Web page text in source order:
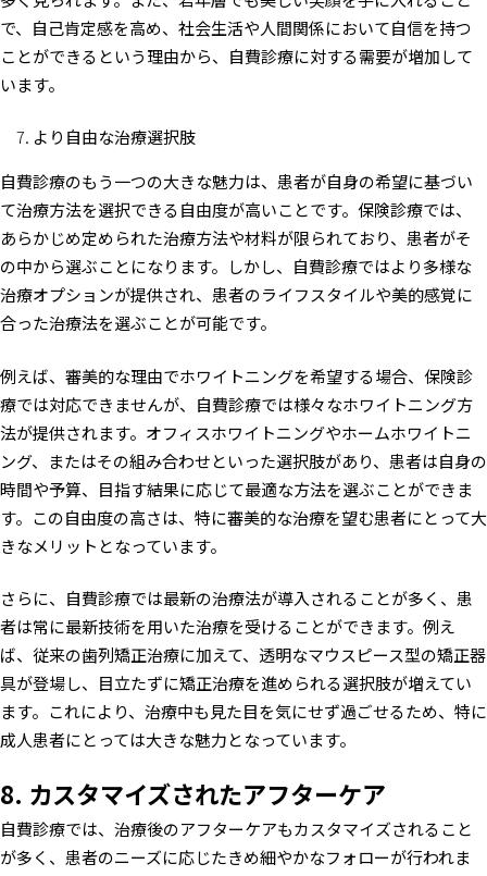
で、自己肯定感を高め、社会生活や人間関係において自信を持つ
ことができるという理由から、自費診療に対する需要が増加して
います。
より自由な治療選択肢
自費診療のもう一つの大きな魅力は、患者が自身の希望に基づい
て治療方法を選択できる自由度が高いことです。保険診療では、
あらかじめ定められた治療方法や材料が限られており、患者がそ
の中から選ぶことになります。しかし、自費診療ではより多様な
治療オプションが提供され、患者のライフスタイルや美的感覚に
合った治療法を選ぶことが可能です。
例えば、審美的な理由でホワイトニングを希望する場合、保険診
療では対応できませんが、自費診療では様々なホワイトニング方
法が提供されます。オフィスホワイトニングやホームホワイトニ
ング、またはその組み合わせといった選択肢があり、患者は自身の
時間や予算、目指す結果に応じて最適な方法を選ぶことができま
す。この自由度の高さは、特に審美的な治療を望む患者にとって大
きなメリットとなっています。
さらに、自費診療では最新の治療法が導入されることが多く、患
者は常に最新技術を用いた治療を受けることができます。例え
ば、従来の歯列矯正治療に加えて、透明なマウスピース型の矯正器
具が登場し、目立たずに矯正治療を進められる選択肢が増えてい
ます。これにより、治療中も見た目を気にせず過ごせるため、特に
成人患者にとっては大きな魅力となっています。
8. カスタマイズされたアフターケア
自費診療では、治療後のアフターケアもカスタマイズされること
が多く、患者のニーズに応じたきめ細やかなフォローが行われま